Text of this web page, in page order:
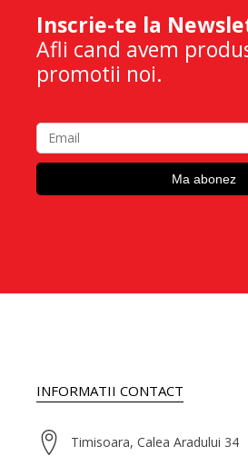
Inscrie-te la
Afli cand avem
promotii noi.
INFORMATII CONTACT
Timisoara, Calea Aradului 34